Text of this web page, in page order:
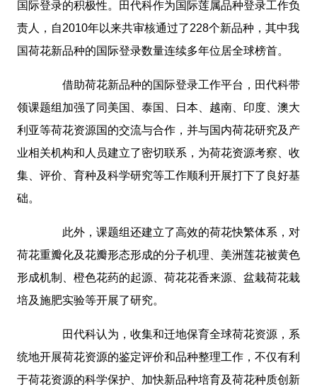
国际登录的积极性。田代科作为国际莲属品种登录工作负
责人，自2010年以来共审核通过了228个新品种，其中我
国荷花新品种的国际登录数量连续多年位居全球榜首。
借助荷花新品种的国际登录工作平台，田代科带
领课题组加强了同美国、泰国、日本、越南、印度、澳大
利亚等荷花资源国的交流与合作，并与国内荷花研究及产
业相关机构和人员建立了密切联系，为荷花资源考察、收
集、评价、育种及科学研究等工作顺利开展打下了良好基
础。
此外，课题组还建立了高效的荷花快繁体系，对
荷花重瓣化及花瓣形态形成的分子机理、美洲莲花被黄色
形成机制、橙色花药的起源、荷花花香来源、盆栽荷花栽
培及施肥实验等开展了研究。
田代科认为，收集和迁地保育全球荷花资源，系
统地开展荷花资源的鉴定评价和品种整理工作，不仅有利
于荷花资源的科学保护、加快新品种培育及荷花种质创新